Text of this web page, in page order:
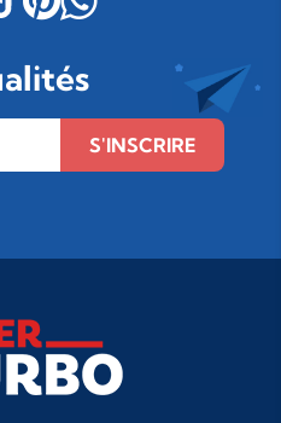
S'INSCRIRE